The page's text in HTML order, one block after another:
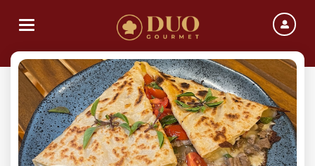
Toggle navigation